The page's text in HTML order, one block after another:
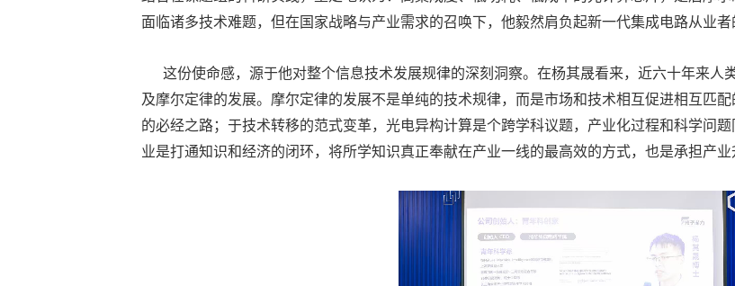
面临诸多技术难题，但在国家战略与产业需求的召唤下，他毅然肩负起新一代集成电路从业
这份使命感，源于他对整个信息技术发展规律的深刻洞察。在杨其晟看来，近六十年来人
及摩尔定律的发展。摩尔定律的发展不是单纯的技术规律，而是市场和技术相互促进相互匹
的必经之路；于技术转移的范式变革，光电异构计算是个跨学科议题，产业化过程和科学问
业是打通知识和经济的闭环，将所学知识真正奉献在产业一线的最高效的方式，也是承担产业